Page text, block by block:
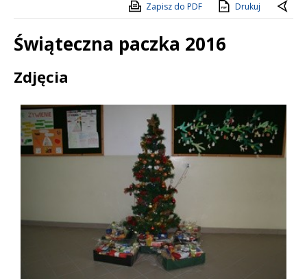
Zapisz do PDF Drukuj
Świąteczna paczka 2016
Treść
Zdjęcia